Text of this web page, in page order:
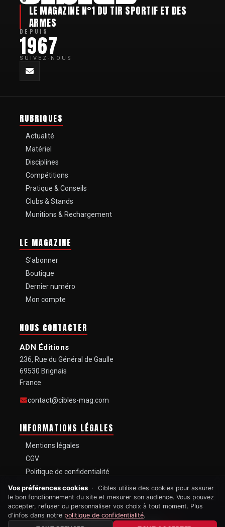
LE MAGAZINE N°1 DU TIR SPORTIF ET DES
ARMES
DEPUIS
1967
SUIVEZ-NOUS
RUBRIQUES
Actualité
Matériel
Disciplines
Compétitions
Pratique & Conseils
Clubs & Stands
Munitions & Rechargement
LE MAGAZINE
S'abonner
Boutique
Dernier numéro
Mon compte
NOUS CONTACTER
ADN Éditions
236, Rue du Général de Gaulle
69530 Brignais
France
contact@cibles-mag.com
INFORMATIONS LÉGALES
Mentions légales
CGV
Politique de confidentialité
Gestion des cookies
MAGAZINE MENSUEL FONDÉ EN1967
Vos préférences cookies
Cibles utilise des cookies pour assurer
le bon fonctionnement du site et mesurer son audience. Vous pouvez
accepter, refuser ou personnaliser vos choix à tout moment. Plus
d'infos dans notre politique de confidentialité.